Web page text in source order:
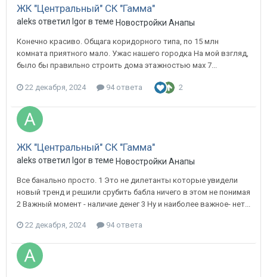
ЖК "Центральный" СК "Гамма"
aleks ответил Igor в теме Новостройки Анапы
Конечно красиво. Общага коридорного типа, по 15 млн
комната приятного мало. Ужас нашего городка На мой взгляд,
было бы правильно строить дома этажностью мах 7...
22 декабря, 2024 94 ответа 2
ЖК "Центральный" СК "Гамма"
aleks ответил Igor в теме Новостройки Анапы
Все банально просто. 1 Это не дилетанты которые увидели
новый тренд и решили срубить бабла ничего в этом не понимая
2 Важный момент - наличие денег 3 Ну и наиболее важное- нет...
22 декабря, 2024 94 ответа